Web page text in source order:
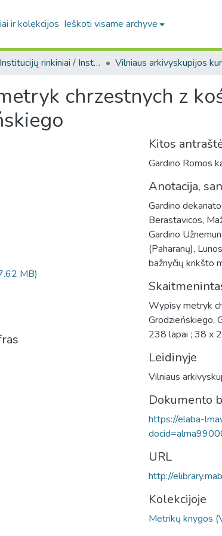
ir kolekcijos Ieškoti visame archyve
5.3. Institucijų rinkiniai / Institutional collections
chrzestnych z
MB)
Kitos
Gardino Romos
Anotacija,
Gardino
Berastavicos,
Gardino
(Paharanų),
bažnyčių krikšto
Wypisy metryk
Grodzieńskiego,
238 lapai ; 38 x
Leidinyje
Vilniaus
Dokumento
https://elaba-
URL
http://
Kolekcijoje
Metrikų knygos